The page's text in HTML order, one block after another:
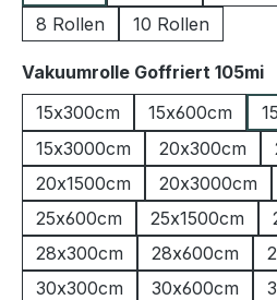
8 Rollen
10 Rollen
Vakuumrolle Goffriert 105mi
15x300cm
15x600cm
15x3000cm
20x300cm
20x1500cm
20x3000cm
25x600cm
25x1500cm
28x300cm
28x600cm
30x300cm
30x600cm